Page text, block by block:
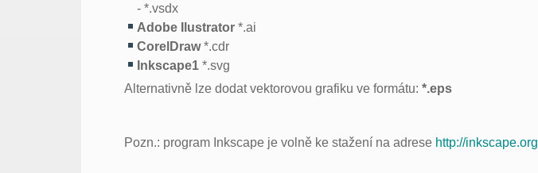
- *.vsdx
Adobe Ilustrator *.ai
CorelDraw*.cdr
Inkscape1 *.svg
Alternativně lze dodat vektorovou grafiku ve formátu: *.eps
Pozn.: program Inkscape je volně ke stažení na adrese http://inkscape.org